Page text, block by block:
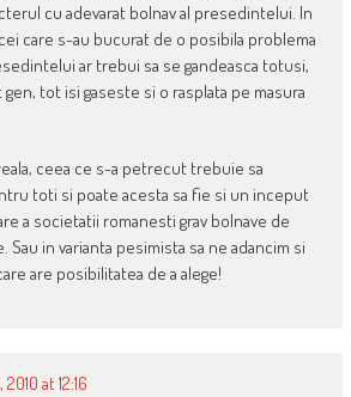
cu adevarat bolnav al presedintelui. In
care s-au bucurat de o posibila problema
ar trebui sa se gandeasca totusi,
tot isi gaseste si o rasplata pe masura
ceea ce s-a petrecut trebuie sa
toti si poate acesta sa fie si un inceput
a societatii romanesti grav bolnave de
Sau in varianta pesimista sa ne adancim si
are posibilitatea de a alege!
at 12:16